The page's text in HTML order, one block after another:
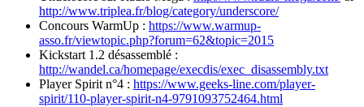
http://www.triplea.fr/blog/category/underscore/
Concours WarmUp : https://www.warmup-
asso.fr/viewtopic.php?forum=62&topic=2015
Kickstart 1.2 désassemblé :
http://wandel.ca/homepage/execdis/exec_disassembly.txt
Player Spirit n°4 : https://www.geeks-line.com/player-
spirit/110-player-spirit-n4-9791093752464.html